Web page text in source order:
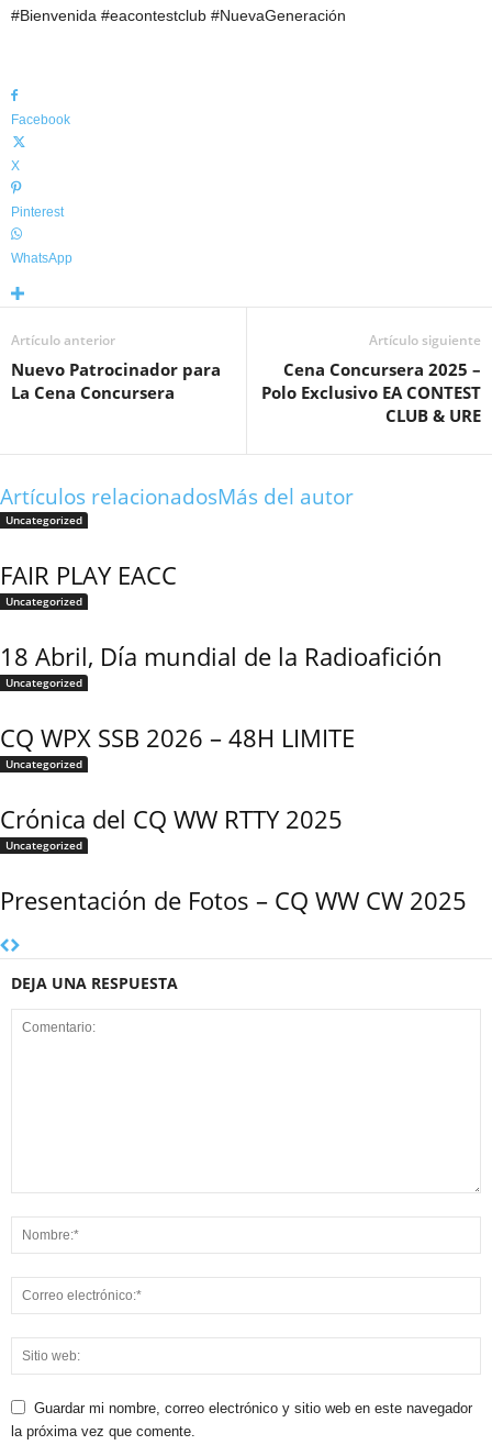
#Bienvenida #eacontestclub #NuevaGeneración
Facebook
X
Pinterest
WhatsApp
Artículo anterior
Nuevo Patrocinador para
La Cena Concursera
Artículo siguiente
Cena Concursera 2025 –
Polo Exclusivo EA CONTEST
CLUB & URE
Artículos relacionadosMás del autor
Uncategorized
FAIR PLAY EACC
Uncategorized
18 Abril, Día mundial de la Radioafición
Uncategorized
CQ WPX SSB 2026 – 48H LIMITE
Uncategorized
Crónica del CQ WW RTTY 2025
Uncategorized
Presentación de Fotos – CQ WW CW 2025
DEJA UNA RESPUESTA
Guardar mi nombre, correo electrónico y sitio web en este navegador
la próxima vez que comente.